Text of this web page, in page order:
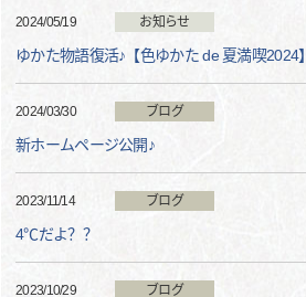
2024/05/19 お知らせ
ゆかた物語復活♪【色ゆかた de 夏満喫2024】
2024/03/30 ブログ
新ホームページ公開♪
2023/11/14 ブログ
4℃だよ？？
2023/10/29 ブログ